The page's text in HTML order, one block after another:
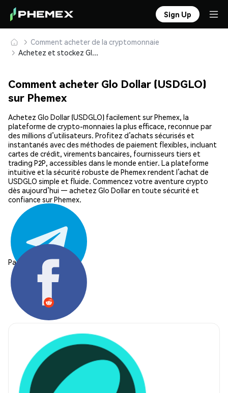
Sign Up
Comment acheter de la cryptomonnaie
Achetez et stockez Glo Dollar (USDGLO) en toute sécurité
Comment acheter Glo Dollar (USDGLO)
sur Phemex
Achetez Glo Dollar (USDGLO) facilement sur Phemex, la
plateforme de crypto-monnaies la plus efficace, reconnue par
des millions d’utilisateurs. Profitez d’achats sécurisés et
instantanés avec des méthodes de paiement flexibles, incluant
cartes de crédit, virements bancaires, fournisseurs tiers et
trading P2P, accessibles dans le monde entier. La plateforme
intuitive et la sécurité robuste de Phemex rendent l’achat de
USDGLO simple et fluide. Commencez votre aventure crypto
dès aujourd’hui — achetez Glo Dollar en toute sécurité et
confiance sur Phemex.
Partager: